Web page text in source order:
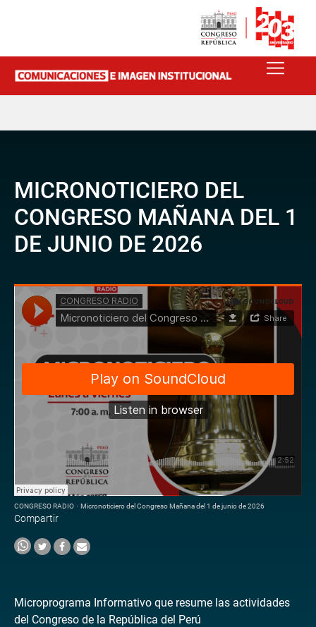
MICRONOTICIERO DEL
CONGRESO MAÑANA DEL 1
DE JUNIO DE 2026
CONGRESO RADIO · Micronoticiero del Congreso Mañana del 1 de junio de 2026
Compartir
Microprograma Informativo que resume las actividades
del Congreso de la República del Perú